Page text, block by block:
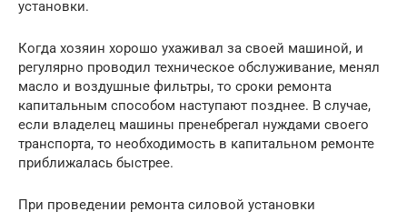
установки.
Когда хозяин хорошо ухаживал за своей машиной, и
регулярно проводил техническое обслуживание, менял
масло и воздушные фильтры, то сроки ремонта
капитальным способом наступают позднее. В случае,
если владелец машины пренебрегал нуждами своего
транспорта, то необходимость в капитальном ремонте
приближалась быстрее.
При проведении ремонта силовой установки